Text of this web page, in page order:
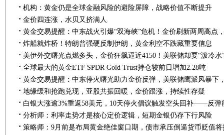
机构：黄金仍是全球金融风险的避险屏障，战略价值不断提升
金价四连涨，水贝又挤满人
炸船就炸桥！特朗普强硬反制伊朗，黄金利空不跌藏重要信息
美伊外交曙光点燃多头，金价狂飙逼近4150！美联储却要“泼冷水
全球最大的黄金ETF SPDR Gold Trust持仓较前日增加2.28吨
地缘缓和抢跑兑现，亚股共振回暖，金价跟涨，持续性存疑
白银大涨逾3%重返58美元，10天停火倡议触发空头回补——反弹
分析师：利率走势才是核心定价逻辑，短期金银仍存下行风险
策略师：9月前是布局黄金绝佳窗口期，债市承压倒逼货币贬值